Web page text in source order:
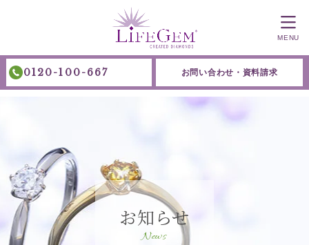
0120-100-667 お問い合わせ・資料請求
MENU
お知らせ
News